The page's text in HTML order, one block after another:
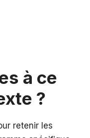
à ce
?
retenir les